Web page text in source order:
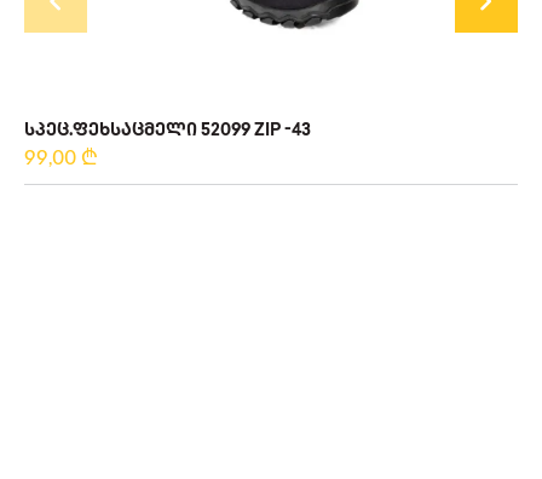
ᲡᲞᲔᲪ.ᲤᲔᲮᲡᲐᲪᲛᲔᲚᲘ 52099 ZIP -43
99,00 ₾